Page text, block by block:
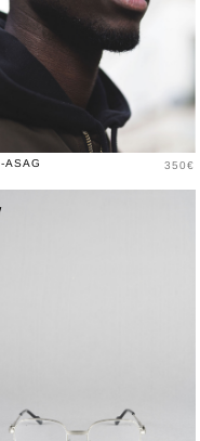
ASAG Prix
350€